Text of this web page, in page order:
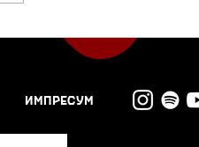
од Виктор
ИМПРЕСУМ